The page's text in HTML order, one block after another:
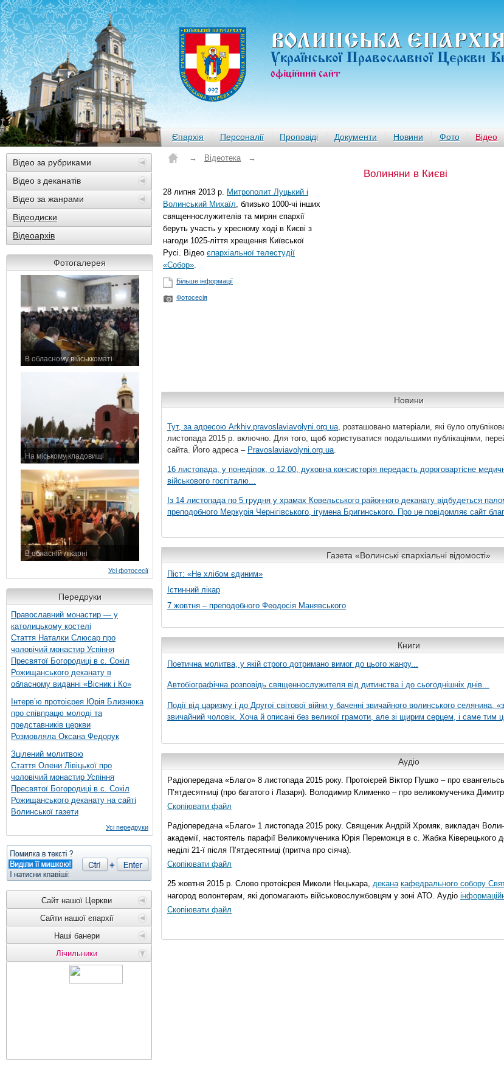
ВОЛИНСЬКА
Української Православної Церкви
офiцiйний сайт
Єпархія Персоналії Проповіді Документи Новини Фото Відео
Відео за рубриками
Відео з деканатів
Відео за жанрами
Відеодиски
Відеоархів
Фотогалерея
В обласному військкоматі
На міському кладовищі
В обласній лікарні
Усі фотосесії
Передруки
Православний монастир — у
католицькому костелі
Стаття Наталки Слюсар про
чоловічий монастир Успіння
Пресвятої Богородиці в с. Сокіл
Рожищанського деканату в
обласному виданні «Вісник і Ко»
Інтерв’ю протоієрея Юрія Близнюка
про співпрацю молоді та
представників церкви
Розмовляла Оксана Федорук
Зцілений молитвою
Стаття Олени Лівіцької про
чоловічий монастир Успіння
Пресвятої Богородиці в с. Сокіл
Рожищанського деканату на сайті
Волинської газети
Усі передруки
Сайт нашої Церкви
Сайти нашої єпархії
Наші банери
Лічильники
→ Відеотека →
Волиняни в Києві
28 липня 2013 р. Митрополит Луцький і
Волинський Михаїл, близько 1000-чі інших
священнослужителів та мирян єпархії
беруть участь у хресному ході в Києві з
нагоди 1025-ліття хрещення Київської
Русі. Відео єпархіальної телестудії
«Собор».
Більше інформації
Фотосесія
Новини
Тут, за адресою Arkhiv.pravoslaviavolyni.org.ua, розташовано матеріали, які було
листопада 2015 р. включно. Для того, щоб користуватися подальшими публікаціями,
сайта. Його адреса – Pravoslaviavolyni.org.ua.
16 листопада, у понеділок, о 12.00, духовна консисторія передасть дороговартісне
військового госпіталю...
Із 14 листопада по 5 грудня у храмах Ковельського районного деканату відбудеться
преподобного Меркурія Чернігівського, ігумена Бригинського. Про це повідомляє сайт
Газета «Волинські єпархіальні відомості»
Піст: «Не хлібом єдиним»
Істинний лікар
7 жовтня – преподобного Феодосія Манявського
Книги
Поетична молитва, у якій строго дотримано вимог до цього жанру...
Автобіографічна розповідь священнослужителя від дитинства і до сьогоднішніх днів...
Події від царизму і до Другої світової війни у баченні звичайного волинського селянина,
звичайний чоловік. Хоча й описані без великої грамоти, але зі щирим серцем, і саме тим
Аудіо
Радіопередача «Благо» 8 листопада 2015 року. Протоієрей Віктор Пушко – про
П’ятдесятниці (про багатого і Лазаря). Володимир Клименко – про великомученика
Скопіювати файл
Радіопередача «Благо» 1 листопада 2015 року. Священик Андрій Хромяк, викладач
академії, настоятель парафії Великомученика Юрія Переможця в с. Жабка Ківерецького
неділі 21-ї після П’ятдесятниці (притча про сіяча).
Скопіювати файл
25 жовтня 2015 р. Слово протоієрея Миколи Нецькара, декана кафедрального собору
нагород волонтерам, які допомагають військовослужбовцям у зоні АТО. Аудіо
Скопіювати файл